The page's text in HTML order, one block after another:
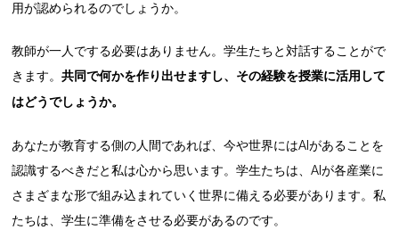
用が認められるのでしょうか。
教師が一人でする必要はありません。学生たちと対話することがで
きます。共同で何かを作り出せますし、その経験を授業に活用して
はどうでしょうか。
あなたが教育する側の人間であれば、今や世界にはAIがあることを
認識するべきだと私は心から思います。学生たちは、AIが各産業に
さまざまな形で組み込まれていく世界に備える必要があります。私
たちは、学生に準備をさせる必要があるのです。